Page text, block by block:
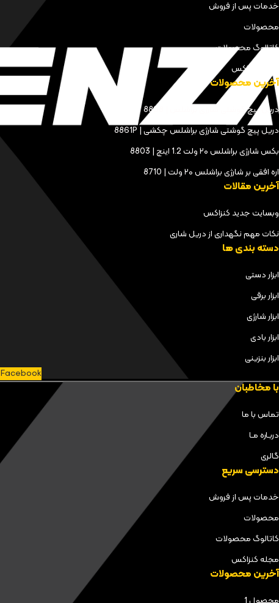
خدمات پس از فروش
محصولات
کاتالوگ محصولات
مجله کنزاکس
آخرین محصولات
دریل پیچ گوشتی شارژی براشلس | 8898
دریل پیچ گوشتی شارژی براشلس چکشی | 8861P
بکس شارژی براشلس ۲۰ ولت 1.2 اینچ | 8803
اره افقی بر شارژی براشلس ۲۰ ولت | 8710
آخرین مقالات
وبسایت جدید کنزاکس
نکات مهم نگهداری از دریل شاری
دسته بندی ها
ابزار دستی
ابزار برقی
ابزار شارژی
ابزار بادی
ابزار بنزینی
Facebook
با مخاطبان
تماس با ما
دربـاره مـا
گالری
دسترسی سریع
خدمات پس از فروش
محصولات
کاتالوگ محصولات
مجله کنزاکس
آخرین محصولات